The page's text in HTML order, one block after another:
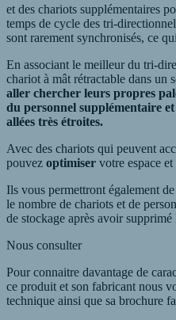
et des chariots supplémentaires
temps de cycle des tri-
sont rarement synchronisés, ce
En associant le meilleur du tri-
chariot à mât rétractable dans un
aller chercher leurs propres
du personnel supplémentaire
allées très étroites.
Avec des chariots qui peuvent
pouvez optimiser votre espace
Ils vous permettront également de
le nombre de chariots et de
de stockage après avoir supprimé
Nous consulter
Pour connaitre davantage de
ce produit et son fabricant nous
technique ainsi que sa brochure